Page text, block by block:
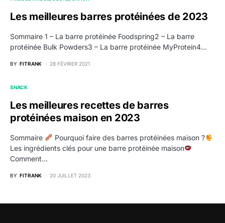
Les meilleures barres protéinées de 2023
Sommaire 1 – La barre protéinée Foodspring2 – La barre
protéinée Bulk Powders3 – La barre protéinée MyProtein4…
BY FITRANK 28 FÉVRIER 2021
SNACK
Les meilleures recettes de barres
protéinées maison en 2023
Sommaire
Pourquoi faire des barres protéinées maison ?
Les ingrédients clés pour une barre protéinée maison
Comment…
BY FITRANK 20 JUILLET 2023